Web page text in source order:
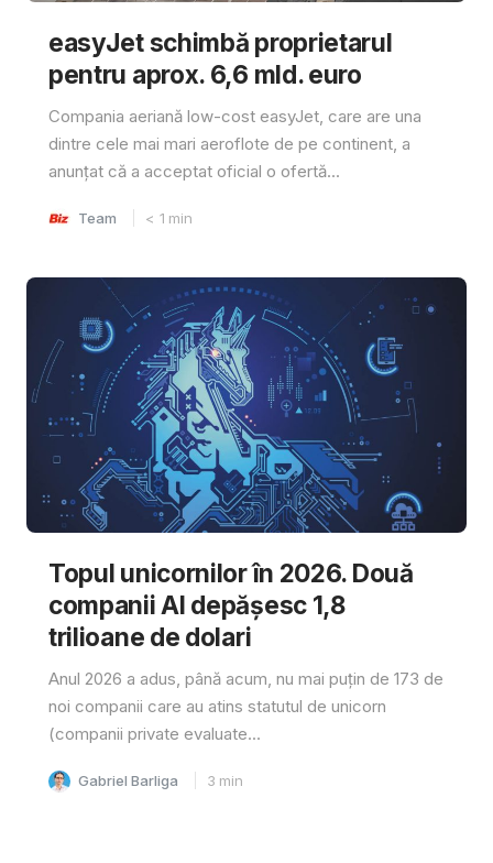
easyJet schimbă proprietarul
pentru aprox. 6,6 mld. euro
Compania aeriană low-cost easyJet, care are una
dintre cele mai mari aeroflote de pe continent, a
anunțat că a acceptat oficial o ofertă...
Team < 1 min
Topul unicornilor în 2026. Două
companii AI depășesc 1,8
trilioane de dolari
Anul 2026 a adus, până acum, nu mai puțin de 173 de
noi companii care au atins statutul de unicorn
(companii private evaluate...
Gabriel Barliga 3 min